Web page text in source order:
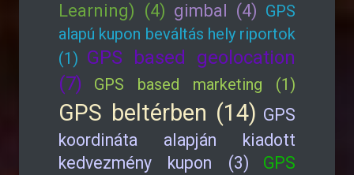
Learning) (4) gimbal (4) GPS
alapú kupon beváltás hely riportok
(1) GPS based geolocation
(7)
GPS based marketing (1)
GPS beltérben (14) GPS
koordináta alapján kiadott
kedvezmény kupon (3)
GPS